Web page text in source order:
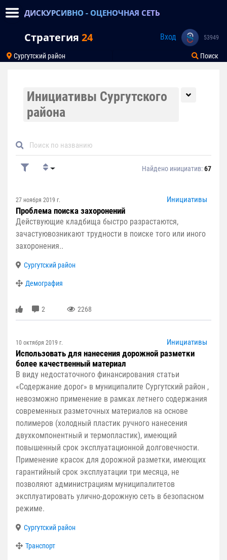
ДИСКУРСИВНО - ОЦЕНОЧНАЯ СЕТЬ
Стратегия 24 Вход 53949
Сургутский район Поиск
Инициативы Сургутского
района
Найдено инициатив:67
27 ноября 2019 г. Инициативы
Проблема поиска захоронений
Действующие кладбища быстро разрастаются,
зачастуювозникают трудности в поиске того или иного
захоронения..
Сургутский район
Демография
2 2268
10 октября 2019 г. Инициативы
Использовать для нанесения дорожной разметки
более качественный материал
В виду недостаточного финансирования статьи
«Содержание дорог» в муниципалите Сургутский район ,
невозможно применение в рамках летнего содержания
современных разметочных материалов на основе
полимеров (холодный пластик ручного нанесения
двухкомпонентный и термопластик), имеющий
повышенный срок эксплуатационной долговечности.
Применение красок для дорожной разметки, имеющих
гарантийный срок эксплуатации три месяца, не
позволяют администрациям муниципалитетов
эксплуатировать улично-дорожную сеть в безопасном
режиме.
Сургутский район
Транспорт